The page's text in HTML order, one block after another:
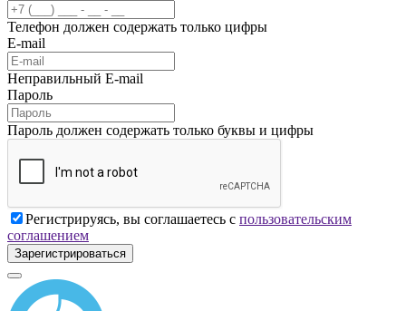
Телефон должен содержать только цифры
E-mail
Неправильный E-mail
Пароль
Пароль должен содержать только буквы и цифры
Регистрируясь, вы соглашаетесь с пользовательским
соглашением
Зарегистрироваться